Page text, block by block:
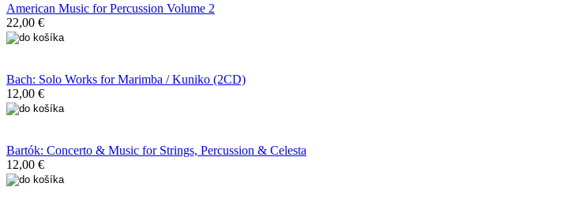
American Music for Percussion Volume 2
22,00 €
Bach: Solo Works for Marimba / Kuniko (2CD)
12,00 €
Bartók: Concerto & Music for Strings, Percussion & Celesta
12,00 €